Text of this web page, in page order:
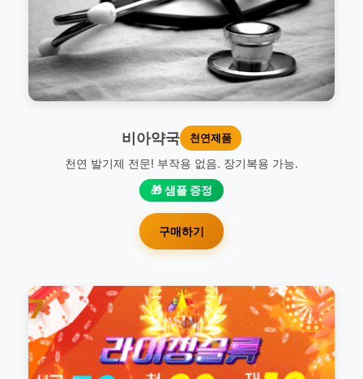
비아약국 천연제품
천연 발기제 전문! 부작용 없음. 장기복용 가능.
🎁 샘플 증정
구매하기
7